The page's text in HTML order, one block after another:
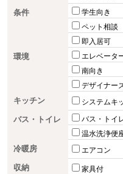
条件 学生向き
ペット相談
即入居可
環境 エレベータ
南向き
デザイナー
キッチン システムキ
バス・トイレ バス・トイ
温水洗浄便
冷暖房 エアコン
収納 家具付